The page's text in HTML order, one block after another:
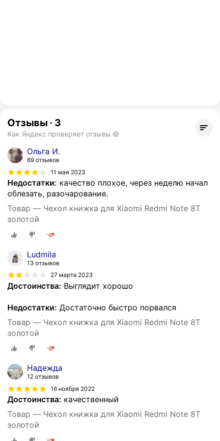
Отзывы · 3
Как Яндекс проверяет отзывы
Ольга И.
69 отзывов
11 мая 2023
Недостатки: качество плохое, через неделю начал
облезать, разочарование.
Товар — Чехол книжка для Xiaomi Redmi Note 8T
золотой
Ludmila
13 отзывов
27 марта 2023
Достоинства: Выглядит хорошо
Недостатки: Достаточно быстро порвался
Товар — Чехол книжка для Xiaomi Redmi Note 8T
золотой
Надежда
12 отзывов
16 ноября 2022
Достоинства: качественный
Товар — Чехол книжка для Xiaomi Redmi Note 8T
золотой